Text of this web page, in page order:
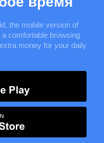
, the mobile version of
comfortable browsing
money for your daily